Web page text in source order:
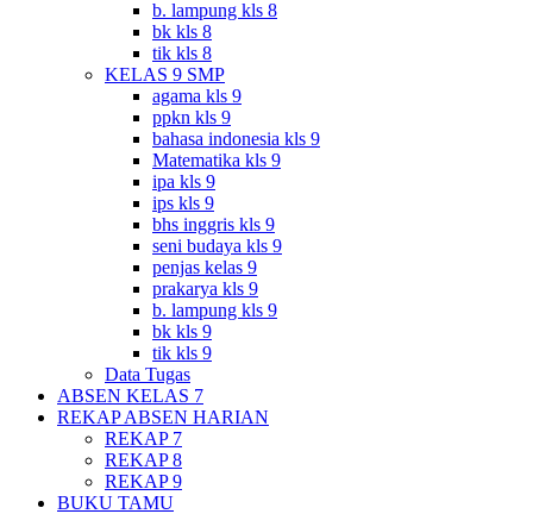
b. lampung kls 8
bk kls 8
tik kls 8
KELAS 9 SMP
agama kls 9
ppkn kls 9
bahasa indonesia kls 9
Matematika kls 9
ipa kls 9
ips kls 9
bhs inggris kls 9
seni budaya kls 9
penjas kelas 9
prakarya kls 9
b. lampung kls 9
bk kls 9
tik kls 9
Data Tugas
ABSEN KELAS 7
REKAP ABSEN HARIAN
REKAP 7
REKAP 8
REKAP 9
BUKU TAMU